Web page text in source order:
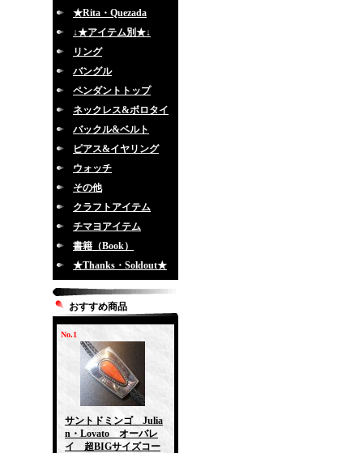
★Rita・Quezada
↓★アイテム別★↓
リング
バングル
ペンダントトップ
ネックレス&ボロタイ
バックル&ベルト
ピアス&イヤリング
ウォッチ
その他
クラフトアイテム
チマヨアイテム
書籍（Book）
★Thanks・Soldout★
おすすめ商品
No.1
サントドミンゴ Julia
n・Lovato オーバレ
イ 超BIGサイズコー